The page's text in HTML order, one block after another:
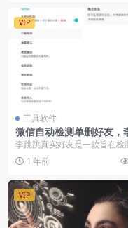
VIP
工具软件
微信自动检测单删好友，
跳真实好友5.0版本发布
李跳跳真实好友是一款旨在检
信好友关系的应用程序，其核
理依托于微信的转账功...
1 年前
VIP